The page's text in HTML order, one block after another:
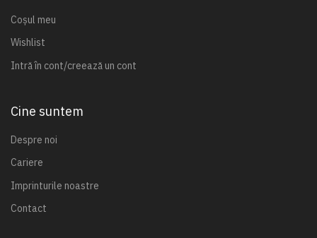
Coșul meu
Wishlist
Intră în cont/creează un cont
Cine suntem
Despre noi
Cariere
Imprinturile noastre
Contact